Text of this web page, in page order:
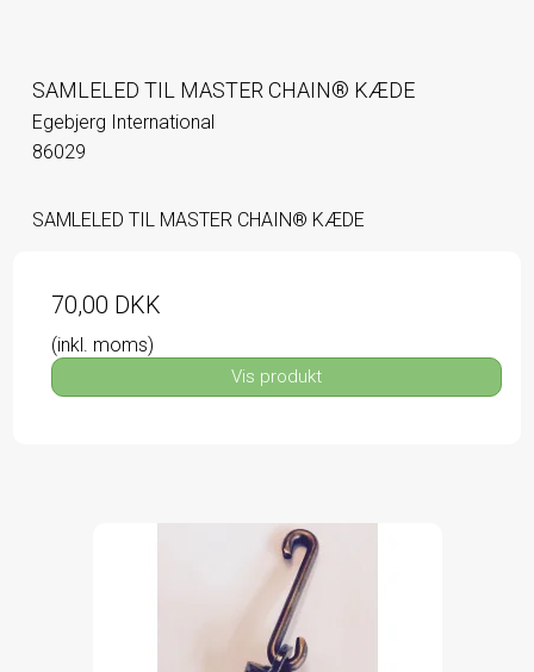
SAMLELED TIL MASTER CHAIN® KÆDE
Egebjerg International
86029
SAMLELED TIL MASTER CHAIN® KÆDE
70,00 DKK
(inkl. moms)
Vis produkt